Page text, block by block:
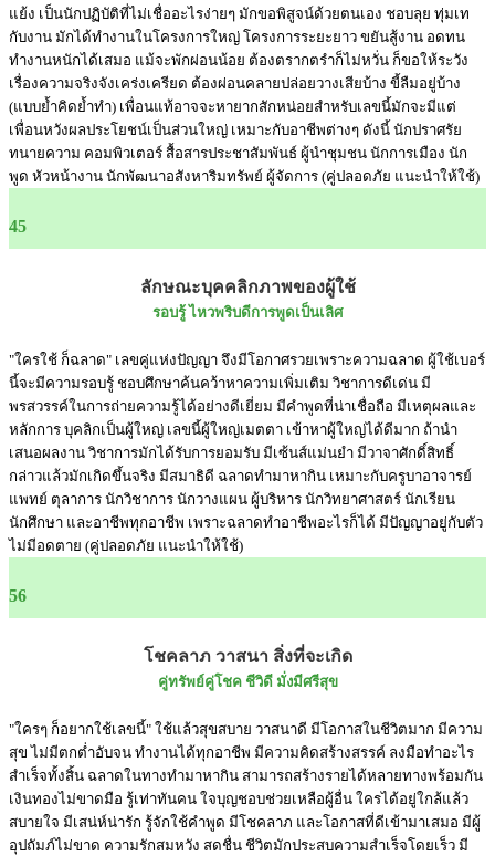
แย้ง เป็นนักปฏิบัติที่ไม่เชื่ออะไรง่ายๆ มักขอพิสูจน์ด้วยตนเอง ชอบลุย ทุ่มเท
กับงาน มักได้ทำงานในโครงการใหญ่ โครงการระยะยาว ขยันสู้งาน อดทน
ทำงานหนักได้เสมอ แม้จะพักผ่อนน้อย ต้องตรากตรำก็ไม่หวั่น ก็ขอให้ระวัง
เรื่องความจริงจังเคร่งเครียด ต้องผ่อนคลายปล่อยวางเสียบ้าง ขี้ลืมอยู่บ้าง
(แบบย้ำคิดย้ำทำ) เพื่อนแท้อาจจะหายากสักหน่อยสำหรับเลขนี้มักจะมีแต่
เพื่อนหวังผลประโยชน์เป็นส่วนใหญ่ เหมาะกับอาชีพต่างๆ ดังนี้ นักปราศรัย
ทนายความ คอมพิวเตอร์ สื้อสารประชาสัมพันธ์ ผู้นำชุมชน นักการเมือง นัก
พูด หัวหน้างาน นักพัฒนาอสังหาริมทรัพย์ ผู้จัดการ (คู่ปลอดภัย แนะนำให้ใช้)
45
ลักษณะบุคคลิกภาพของผู้ใช้
รอบรู้ ไหวพริบดีการพูดเป็นเลิศ
"ใครใช้ ก็ฉลาด" เลขคู่แห่งปัญญา จึงมีโอกาศรวยเพราะความฉลาด ผู้ใช้เบอร์
นี้จะมีความรอบรู้ ชอบศึกษาค้นคว้าหาความเพิ่มเติม วิชาการดีเด่น มี
พรสวรรค์ในการถ่ายความรู้ได้อย่างดีเยี่ยม มีคำพูดที่น่าเชื่อถือ มีเหตุผลและ
หลักการ บุคลิกเป็นผู้ใหญ่ เลขนี้ผู้ใหญ่เมตตา เข้าหาผู้ใหญ่ได้ดีมาก ถ้านำ
เสนอผลงาน วิชาการมักได้รับการยอมรับ มีเซ้นส์แม่นยำ มีวาจาศักดิ์สิทธิ์
กล่าวแล้วมักเกิดขึ้นจริง มีสมาธิดี ฉลาดทำมาหากิน เหมาะกับครูบาอาจารย์
แพทย์ ตุลาการ นักวิชาการ นักวางแผน ผู้บริหาร นักวิทยาศาสตร์ นักเรียน
นักศึกษา และอาชีพทุกอาชีพ เพราะฉลาดทำอาชีพอะไรก็ได้ มีปัญญาอยู่กับตัว
ไม่มีอดตาย (คู่ปลอดภัย แนะนำให้ใช้)
56
โชคลาภ วาสนา สิ่งที่จะเกิด
คู่ทรัพย์คู่โชค ชีวิดี มั่งมีศรีสุข
"ใครๆ ก็อยากใช้เลขนี้" ใช้แล้วสุขสบาย วาสนาดี มีโอกาสในชีวิตมาก มีความ
สุข ไม่มีตกต่ำอับจน ทำงานได้ทุกอาชีพ มีความคิดสร้างสรรค์ ลงมือทำอะไร
สำเร็จทั้งสิ้น ฉลาดในทางทำมาหากิน สามารถสร้างรายได้หลายทางพร้อมกัน
เงินทองไม่ขาดมือ รู้เท่าทันคน ใจบุญชอบช่วยเหลือผู้อื่น ใครได้อยู่ใกล้แล้ว
สบายใจ มีเสน่ห์น่ารัก รู้จักใช้คำพูด มีโชคลาภ และโอกาสที่ดีเข้ามาเสมอ มีผู้
อุปถัมภ์ไม่ขาด ความรักสมหวัง สดชื่น ชีวิตมักประสบความสำเร็จโดยเร็ว มี